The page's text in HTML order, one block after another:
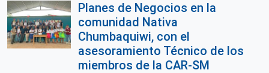
Planes de Negocios en la
comunidad Nativa
Chumbaquiwi, con el
asesoramiento Técnico de los
miembros de la CAR-SM